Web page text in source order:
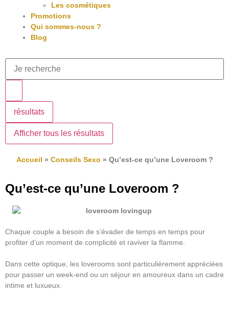
Les cosmétiques
Promotions
Qui sommes-nous ?
Blog
résultats
Afficher tous les résultats
Accueil » Conseils Sexo » Qu’est-ce qu’une Loveroom ?
Qu’est-ce qu’une Loveroom ?
Chaque couple a besoin de s’évader de temps en temps pour
profiter d’un moment de complicité et raviver la flamme.
Dans cette optique, les loverooms sont particulièrement appréciées
pour passer un week-end ou un séjour en amoureux dans un cadre
intime et luxueux.